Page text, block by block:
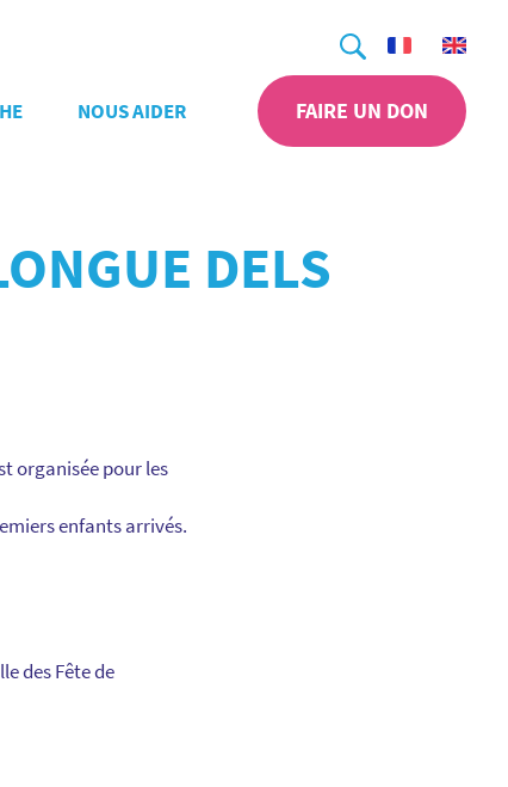
Recherche
NOUS AIDER FAIRE UN DON
DELS
organisée pour les
enfants arrivés.
des Fête de